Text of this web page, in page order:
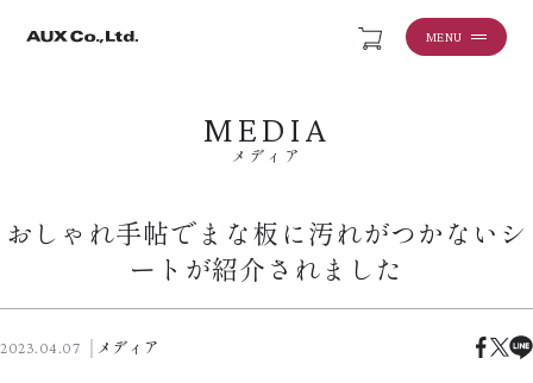
MENU
MEDIA
メディア
おしゃれ手帖でまな板に汚れがつかないシ
ートが紹介されました
2023.04.07 メディア